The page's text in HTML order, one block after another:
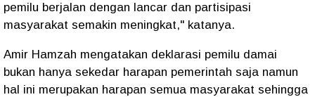
pemilu berjalan dengan lancar dan partisipasi
masyarakat semakin meningkat," katanya.
Amir Hamzah mengatakan deklarasi pemilu damai
bukan hanya sekedar harapan pemerintah saja namun
hal ini merupakan harapan semua masyarakat sehingga